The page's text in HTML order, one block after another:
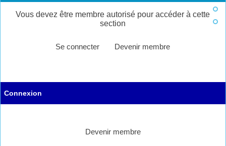
Vous devez être membre autorisé pour accéder à cette
section
Se connecter Devenir membre
Connexion
Devenir membre